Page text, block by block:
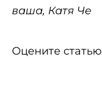
ваша, Катя Че
Оцените статью